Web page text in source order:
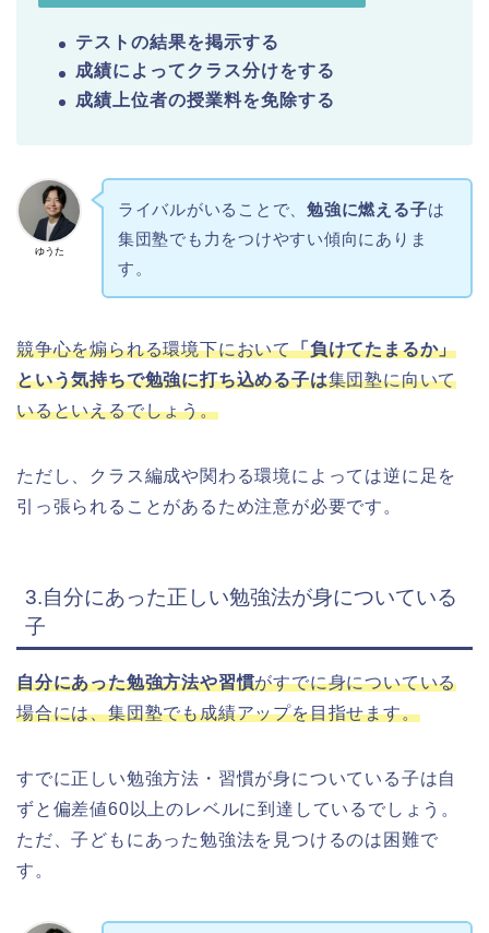
テストの結果を掲示する
成績によってクラス分けをする
成績上位者の授業料を免除する
ゆうた
ライバルがいることで、勉強に燃える子は
集団塾でも力をつけやすい傾向にありま
す。
競争心を煽られる環境下において「負けてたまるか」
という気持ちで勉強に打ち込める子は集団塾に向いて
いるといえるでしょう。
ただし、クラス編成や関わる環境によっては逆に足を
引っ張られることがあるため注意が必要です。
3.自分にあった正しい勉強法が身についている
子
自分にあった勉強方法や習慣がすでに身についている
場合には、集団塾でも成績アップを目指せます。
すでに正しい勉強方法・習慣が身についている子は自
ずと偏差値60以上のレベルに到達しているでしょう。
ただ、子どもにあった勉強法を見つけるのは困難で
す。